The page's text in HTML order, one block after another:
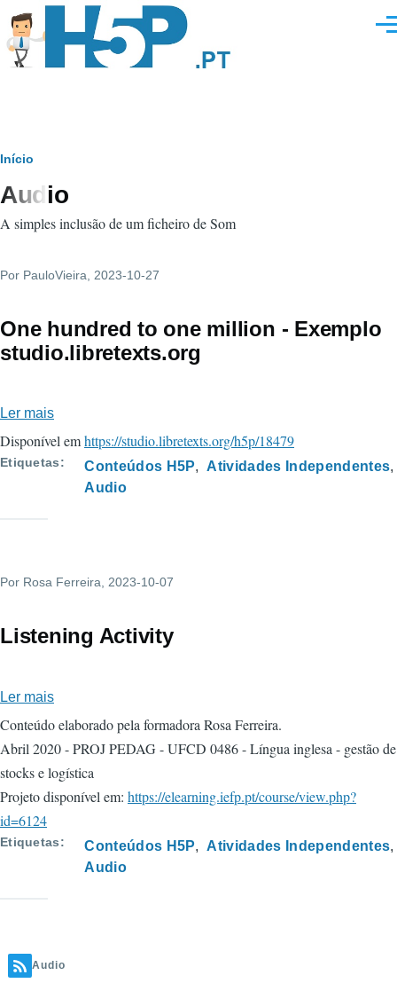
Passar para o conteúdo principal
Navegação
estrutural
Início
Audio
A simples inclusão de um ficheiro de Som
Por PauloVieira , 2023-10-27
One hundred to one million - Exemplo
studio.libretexts.org
Ler mais
One
hundred
Exemplo
Disponível emhttps://studio.libretexts.org/h5p/18479
Etiquetas Conteúdos H5P
Atividades Independentes
Audio
Por Rosa Ferreira, 2023-10-07
Listening Activity
Ler mais
Listening
Activity
Conteúdo elaborado pela formadora Rosa Ferreira.
Abril 2020 - PROJ PEDAG - UFCD 0486 - Língua inglesa - gestão de
stocks e logística
Projeto disponível em: https://elearning.iefp.pt/course/view.php?
id=6124
Etiquetas Conteúdos H5P
Atividades Independentes
Audio
Audio